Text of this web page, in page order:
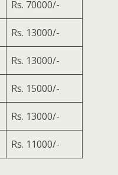
Rs. 70000/-
Rs. 13000/-
Rs. 13000/-
Rs. 15000/-
Rs. 13000/-
Rs. 11000/-